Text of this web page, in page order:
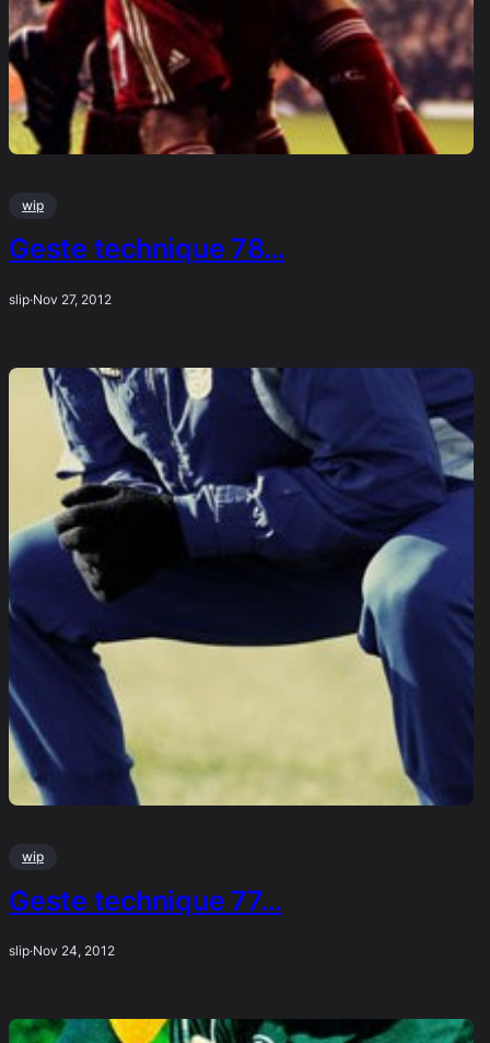
wip
Geste technique 78…
slip·Nov 27, 2012
wip
Geste technique 77…
slip·Nov 24, 2012